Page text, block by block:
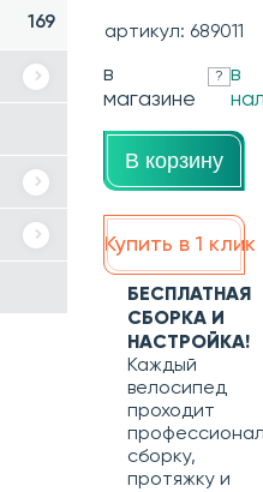
169
артикул: 689011
в
магазине
? в
В корзину
Купить в 1 клик
БЕСПЛАТНАЯ
СБОРКА И
НАСТРОЙКА!
Каждый
велосипед
проходит
сборку,
протяжку и